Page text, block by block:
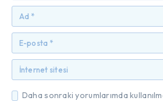
Daha sonraki yorumlarımda